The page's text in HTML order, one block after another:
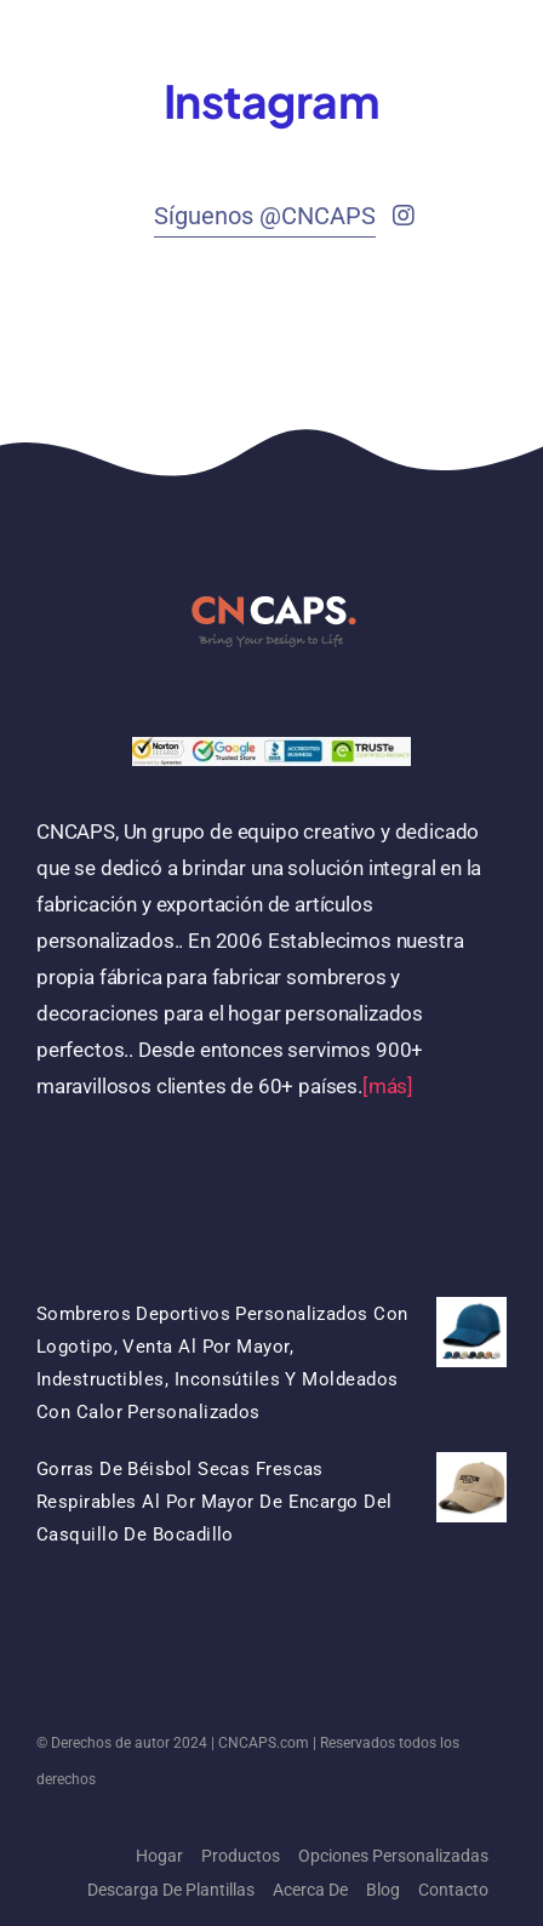
Instagram
Síguenos @CNCAPS
CNCAPS, Un grupo de equipo creativo y dedicado
que se dedicó a brindar una solución integral en la
fabricación y exportación de artículos
personalizados.. En 2006 Establecimos nuestra
propia fábrica para fabricar sombreros y
decoraciones para el hogar personalizados
perfectos.. Desde entonces servimos 900+
maravillosos clientes de 60+ países. [más]
Sombreros Deportivos Personalizados Con
Logotipo, Venta Al Por Mayor,
Indestructibles, Inconsútiles Y Moldeados
Con Calor Personalizados
Original
Era:
Actual
Es:
Gorras De Béisbol Secas Frescas
Respirables Al Por Mayor De Encargo Del
Casquillo De Bocadillo
© Derechos de autor 2024 | CNCAPS.com | Reservados todos los
derechos
Hogar Productos
Opciones Personalizadas
Descarga De Plantillas
Acerca De Blog Contacto